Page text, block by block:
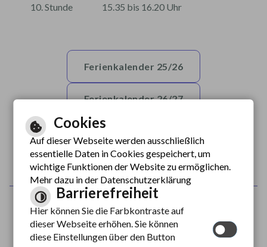
10. Stunde
15.35 bis 16.20 Uhr
Ferienkalender 25/26
Ferienkalender 26/27
Ferienkalender 27/28
Inhalt
Impressum
Datenschutzerklärung
Erklärung zur Barrierefreiheit
Cookies
Auf dieser Webseite werden ausschließlich
essentielle Daten in Cookies gespeichert, um
wichtige Funktionen der Website zu ermöglichen.
Mehr dazu in der Datenschutzerklärung
Barrierefreiheit
Hier können Sie die Farbkontraste auf
dieser Webseite erhöhen. Sie können
diese Einstellungen über den Button